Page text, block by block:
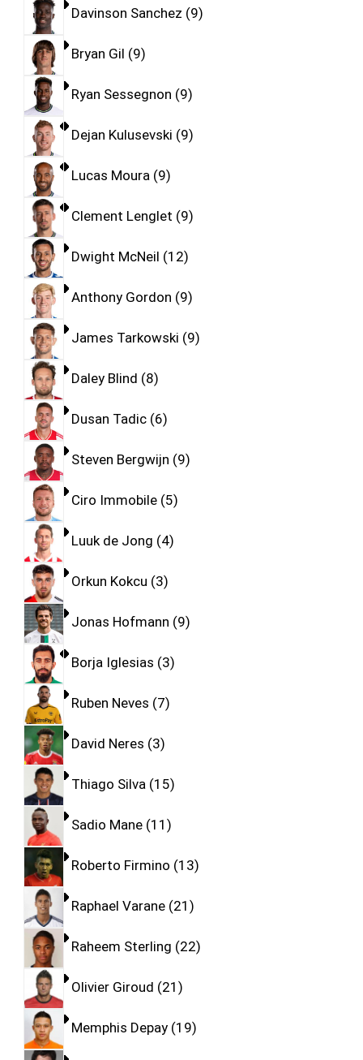
Davinson Sanchez 9
Bryan Gil 9
Ryan Sessegnon 9
Dejan Kulusevski 9
Lucas Moura 9
Clement Lenglet 9
Dwight McNeil 12
Anthony Gordon 9
James Tarkowski 9
Daley Blind 8
Dusan Tadic 6
Steven Bergwijn 9
Ciro Immobile 5
Luuk de Jong 4
Orkun Kokcu 3
Jonas Hofmann 9
Borja Iglesias 3
Ruben Neves 7
David Neres 3
Thiago Silva 15
Sadio Mane 11
Roberto Firmino 13
Raphael Varane 21
Raheem Sterling 22
Olivier Giroud 21
Memphis Depay 19